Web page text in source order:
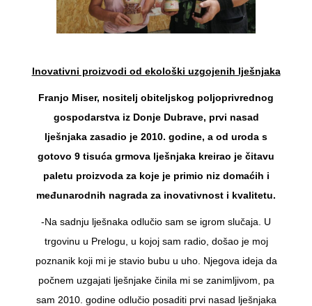
Inovativni proizvodi od ekološki uzgojenih lješnjaka
Franjo Miser, nositelj obiteljskog poljoprivrednog
gospodarstva iz Donje Dubrave, prvi nasad
lješnjaka zasadio je 2010. godine, a od uroda s
gotovo 9 tisuća grmova lješnjaka kreirao je čitavu
paletu proizvoda za koje je primio niz domaćih i
međunarodnih nagrada za inovativnost i kvalitetu.
-Na sadnju lješnaka odlučio sam se igrom slučaja. U
trgovinu u Prelogu, u kojoj sam radio, došao je moj
poznanik koji mi je stavio bubu u uho. Njegova ideja da
počnem uzgajati lješnjake činila mi se zanimljivom, pa
sam 2010. godine odlučio posaditi prvi nasad lješnjaka